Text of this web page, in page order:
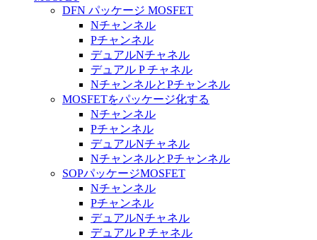
DFN パッケージ MOSFET
Nチャンネル
Pチャンネル
デュアルNチャネル
デュアル P チャネル
NチャンネルとPチャンネル
MOSFETをパッケージ化する
Nチャンネル
Pチャンネル
デュアルNチャネル
NチャンネルとPチャンネル
SOPパッケージMOSFET
Nチャンネル
Pチャンネル
デュアルNチャネル
デュアル P チャネル